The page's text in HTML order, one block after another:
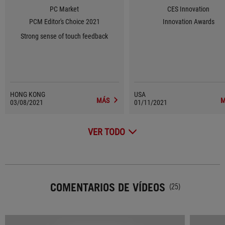
PC Market
PCM Editor's Choice 2021
Strong sense of touch feedback
HONG KONG
03/08/2021
MÁS
CES Innovation
Innovation Awards
USA
01/11/2021
VER TODO
COMENTARIOS DE VÍDEOS (25)